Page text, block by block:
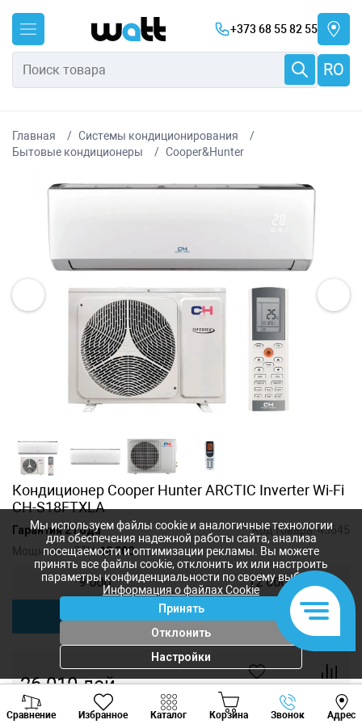
+373 68 55 82 55
RO
Главная
Системы кондиционирования
Бытовые кондиционеры
Cooper&Hunter
Кондиционер Cooper Hunter ARCTIC Inverter Wi-Fi
CH-S18FTXLA
Гарантия 2 года Код товара:45645
Мощность, BTU:18 000
9 000 12 000
26 010лей
Сравнение Избранное Каталог Корзина Звонок Адрес
Viber Whatsapp
Мы используем файлы cookie и аналогичные технологии
для обеспечения надежной работы сайта, анализа
посещаемости и оптимизации рекламы. Вы можете
принять все файлы cookie, отклонить их или настроить
параметры конфиденциальности по своему выбору.
Информация о файлах Cookie
Принять
Отклонить
Настройки